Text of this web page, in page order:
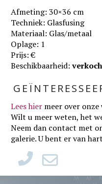
Afmeting: 30×36 cm
Techniek: Glasfusing
Materiaal: Glas/metaal
Oplage: 1
Prijs: €
Beschikbaarheid:
Lees hier meer over
Wilt u meer weten, het
Neem dan contact met
galerie. U bent er van